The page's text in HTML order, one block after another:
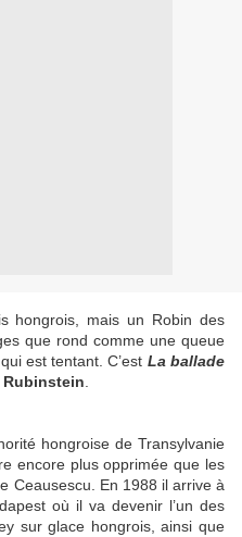
hongrois, mais un Robin des
que rond comme une queue
est tentant. C’est La ballade
hongroise de Transylvanie
encore plus opprimée que les
Ceausescu. En 1988 il arrive à
où il va devenir l’un des
sur glace hongrois, ainsi que